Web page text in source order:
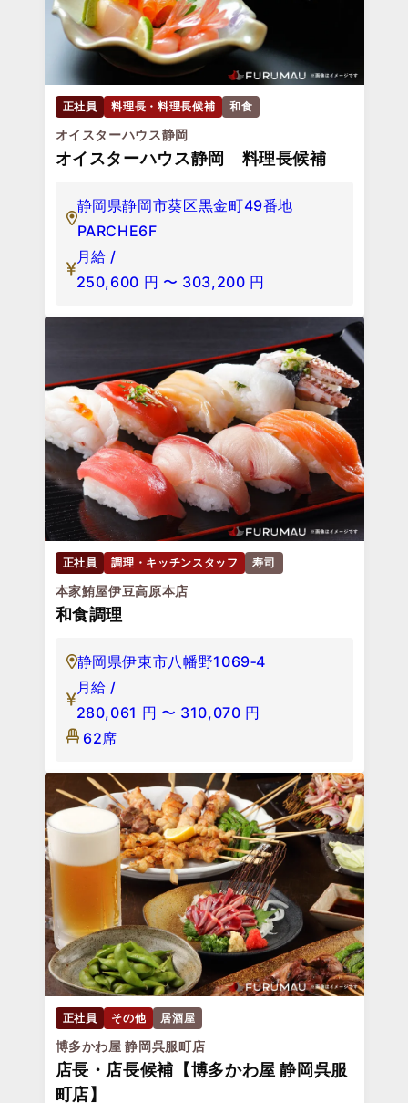
正社員 料理長・料理長候補 和食
オイスターハウス静岡
オイスターハウス静岡 料理長候補
静岡県静岡市葵区黒金町49番地
PARCHE6F
月給 /
250,600 円 〜 303,200 円
正社員 調理・キッチンスタッフ 寿司
本家鮪屋伊豆高原本店
和食調理
静岡県伊東市八幡野1069‐4
月給 /
280,061 円 〜 310,070 円
62席
正社員 その他 居酒屋
博多かわ屋 静岡呉服町店
店長・店長候補【博多かわ屋 静岡呉服
町店】